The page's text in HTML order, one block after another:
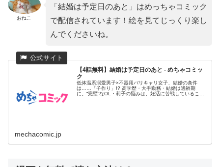
おねこ
「結婚は予定日のあと」はめっちゃコミック
で配信されています！絵を見てじっくり楽し
んでくださいね。
【4話無料】結婚は予定日のあと - めちゃコミッ
ク
低体温系溺愛男子×不器用バリキャリ女子、結婚の条件
は……「子作り」!? 高学歴・大手勤務・結婚は適齢期
に。“完璧”なOL・莉子の悩みは、妊活に苦戦しているこ
mechacomic.jp